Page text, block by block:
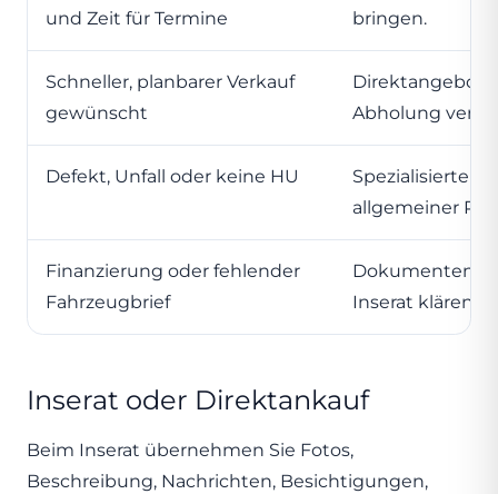
und Zeit für Termine
bringen.
Schneller, planbarer Verkauf
gewünscht
Direktangebot
Abholung
Defekt, Unfall oder keine HU
Spezialisierten
allgemeiner
Finanzierung oder fehlender
Fahrzeugbrief
Dokumenten-
Inserat klären.
Inserat oder Direktankauf
Beim Inserat übernehmen Sie Fotos,
Beschreibung, Nachrichten, Besichtigungen,